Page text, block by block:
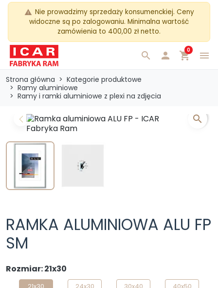
warning Nie prowadzimy sprzedaży konsumenckiej. Ceny
widoczne są po zalogowaniu. Minimalna wartość
zamówienia to 400,00 zł netto.
menu
search  shopping_cart
0
Strona główna
Kategorie produktowe
Ramy aluminiowe
Ramy i ramki aluminiowe z plexi na zdjęcia
Previous Next
search
RAMKA ALUMINIOWA ALU FP
SM
Rozmiar: 21x30